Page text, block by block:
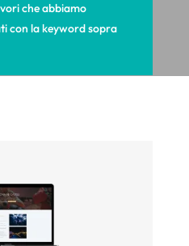
che abbiamo
con la keyword sopra